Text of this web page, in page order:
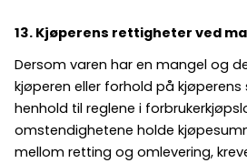
13. Kjøperens rettigheter ved
Dersom varen har en mangel og
kjøperen eller forhold på kjøperens
henhold til reglene i
omstendighetene holde
mellom retting og omlevering,